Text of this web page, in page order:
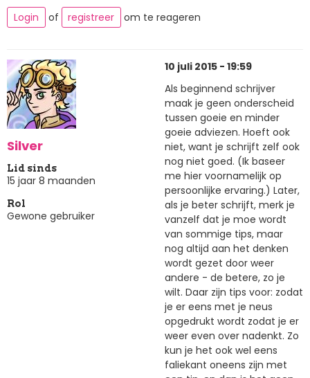
Login
of registreer om te reageren
Silver
Lid sinds
15 jaar 8 maanden
Rol
Gewone gebruiker
10 juli 2015 - 19:59
Als beginnend schrijver
maak je geen onderscheid
tussen goeie en minder
goeie adviezen. Hoeft ook
niet, want je schrijft zelf ook
nog niet goed. (Ik baseer
me hier voornamelijk op
persoonlijke ervaring.) Later,
als je beter schrijft, merk je
vanzelf dat je moe wordt
van sommige tips, maar
nog altijd aan het denken
wordt gezet door weer
andere - de betere, zo je
wilt. Daar zijn tips voor: zodat
je er eens met je neus
opgedrukt wordt zodat je er
weer even over nadenkt. Zo
kun je het ook wel eens
faliekant oneens zijn met